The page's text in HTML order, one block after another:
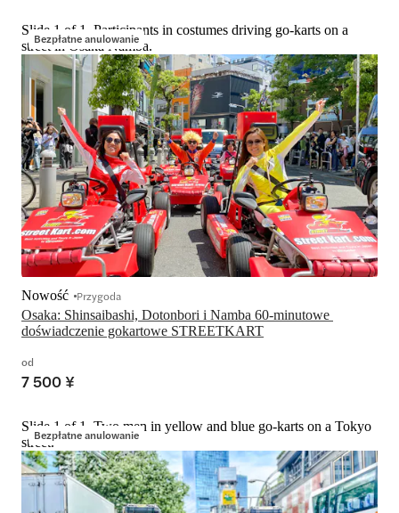
Bezpłatne anulowanie
Slide 1 of 1, Participants in costumes driving go-karts on a
street in Osaka Namba.
Osaka: Shinsaibashi, Dotonbori i Namba 60-minutowe
doświadczenie gokartowe STREETKART
Nowość Przygoda
od
7 500 ¥
Bezpłatne anulowanie
Slide 1 of 1, Two men in yellow and blue go-karts on a Tokyo
street.